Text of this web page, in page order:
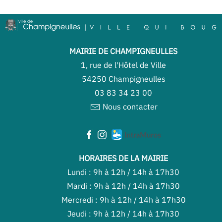
MAIRIE DE CHAMPIGNEULLES
1, rue de l'Hôtel de Ville
54250 Champigneulles
03 83 34 23 00
Nous contacter
HORAIRES DE LA MAIRIE
Lundi : 9h à 12h / 14h à 17h30
Mardi : 9h à 12h / 14h à 17h30
Mercredi : 9h à 12h / 14h à 17h30
Jeudi : 9h à 12h / 14h à 17h30